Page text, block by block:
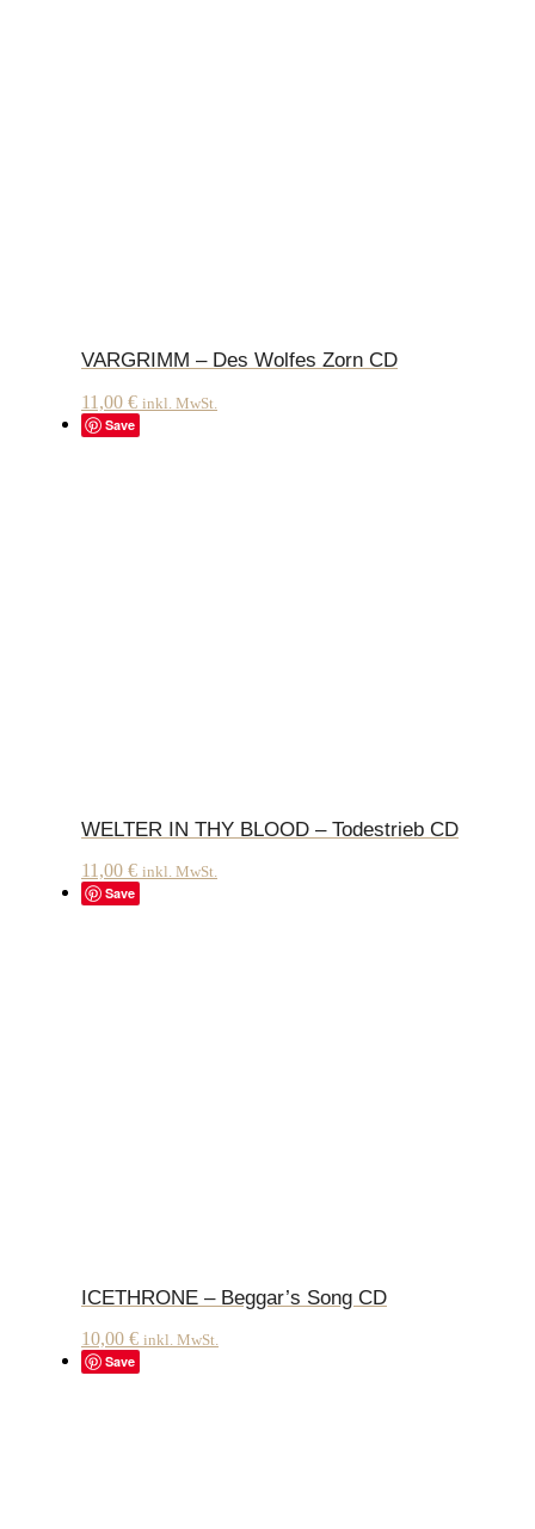
VARGRIMM – Des Wolfes Zorn CD
11,00 € inkl. MwSt.
Save
WELTER IN THY BLOOD – Todestrieb CD
11,00 € inkl. MwSt.
Save
ICETHRONE – Beggar’s Song CD
10,00 € inkl. MwSt.
Save